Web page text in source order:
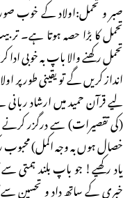
صبر و تحمل:اولاد کے خوب
تحمل کا بڑا حصہ ہوتا ہے۔
تحمل رکھنے والا باپ بہ خوبی
انداز کریں گے تو یقینی طور
لیے قرآن حمید میں ارشاد
(کی تقصیرات) سے درگزر کرنے
خصال ہوں بہ وجہ اکمل)
یاد رکھیے! جو باپ بلند ہمتی
خبری کے ساتھ داد و تحسین سے